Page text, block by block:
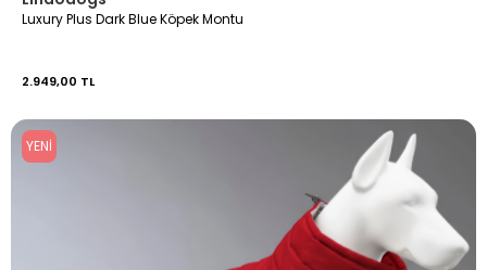
Luxury Plus Dark Blue Köpek Montu
2.949,00 TL
YENI